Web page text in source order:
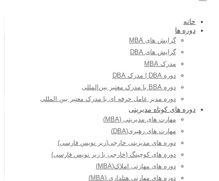
خانه
دوره ها
گرایش های MBA
گرایش های DBA
مدرک MBA
دوره DBA | مدرک DBA
دوره BBA با مدرک معتبر بین‌المللی
دوره مدیر عامل حرفه ای با مدرک معتبر بین المللی
دوره های کوتاه مدیریتی
مهارت های مدیریتی (MBA)
مهارت های رهبری(DBA)
دوره های مدیریتی خارجی(زیر نویس فارسی)
دوره های کوچینگ (خارجی با زیر نویس فارسی)
دوره های مهارتی املاک(MBA)
دوره های مهارتی هتلداری (MBA)